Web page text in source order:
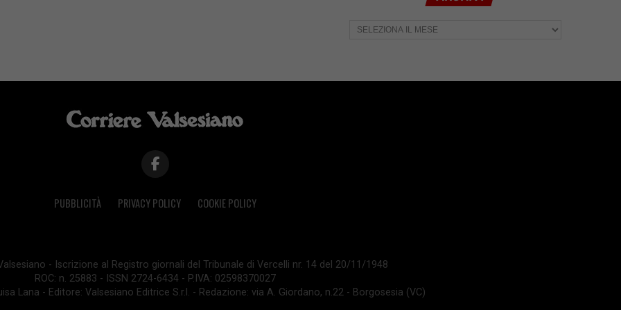
Archivi
PUBBLICITÀ PRIVACY POLICY COOKIE POLICY
- Iscrizione al Registro giornali del Tribunale di Vercelli nr. 14 del 20/11/1948
ROC: n. 25883 - ISSN 2724-6434 - P.IVA: 02598370027
Lana - Editore: Valsesiano Editrice S.r.l. - Redazione: via A. Giordano, n.22 - Borgosesia (VC)